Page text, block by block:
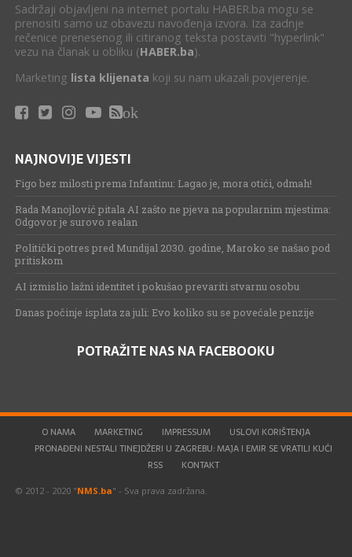
Sadržaji objavljeni na internet portalu HABER.ba mogu se
prenositi samo uz obavezu navođenja izvora. Iza zadnje
rečenice prenesenog ili citiranog teksta postaviti "hyperlink"
vezu na članak u obliku (HABER.ba).
Marketing lista klijenata koji su nam ukazali povjerenje.
ok
NAJNOVIJE VIJESTI
Figo bez milosti prema Infantinu: Lagao je, mora otići, odmah!
Rada Manojlović pitala AI zašto ne pjeva na popularnim mjestima:
Odgovor je surovo realan
Politički potres pred Mundijal 2030. godine, Maroko se našao pod
pritiskom
AI izmislio lažni identitet i pokušao prevariti stvarnu osobu
Danas počinje isplata za juli: Evo koliko su se povećale penzije
POTRAŽITE NAS NA FACEBOOKU
O NAMA MARKETING IMPRESSUM
USLOVI KORIŠTENJA
PRONAĐENI NESTALI TINEJDŽERI U ZAGREBU: MAJA I EMIR SE VRATILI KUĆI
RSS
KONTAKT
© 2012 - 2020 "NMS.ba" - Sva prava zadržana.